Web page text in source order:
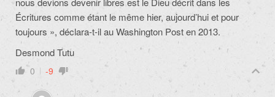
Écritures comme étant le même hier, aujourd’hui et pour
toujours », déclara-t-il au Washington Post en 2013.
Desmond Tutu
0 -9